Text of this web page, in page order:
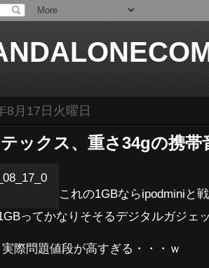
8月17日火曜日
ックス、重さ34gの携帯
これの1GBならipodmini
ってかなりそそるデジタルガジェ
実際問題値段が高すぎる・・・ｗ